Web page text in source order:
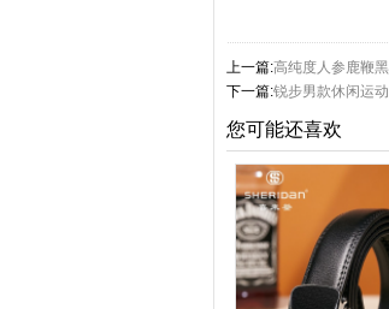
上一篇:高纯度人参鹿鞭
下一篇:锐步男款休闲运
您可能还喜欢